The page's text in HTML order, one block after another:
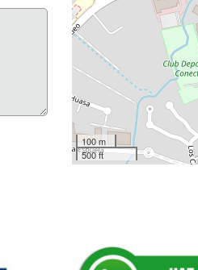
100 m
500 ft